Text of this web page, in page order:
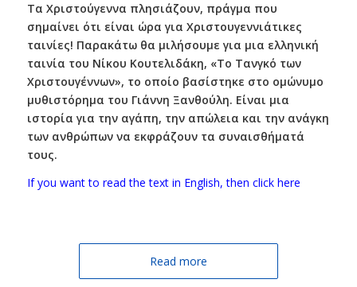
Τα Χριστούγεννα πλησιάζουν, πράγμα που
σημαίνει ότι είναι ώρα για Χριστουγεννιάτικες
ταινίες! Παρακάτω θα μιλήσουμε για μια ελληνική
ταινία του Νίκου Κουτελιδάκη, «Το Τανγκό των
Χριστουγέννων», το οποίο βασίστηκε στο ομώνυμο
μυθιστόρημα του Γιάννη Ξανθούλη. Είναι μια
ιστορία για την αγάπη, την απώλεια και την ανάγκη
των ανθρώπων να εκφράζουν τα συναισθήματά
τους.
If you want to read the text in English, then click here
Read more